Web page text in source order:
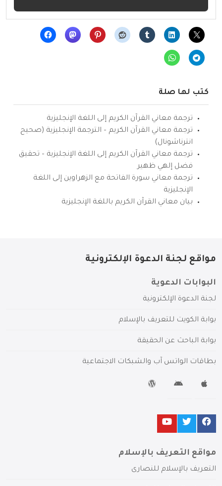
كتب لها صلة
ترجمة معاني القرآن الكريم إلى اللغة الإنجليزية
ترجمة معاني القرآن الكريم – الترجمة الإنجليزية (صحيح
انترناشونال)
ترجمة معاني القرآن الكريم إلى اللغة الإنجليزية – تحقيق
فضل إلهي ظهير
ترجمة معاني سورة الفاتحة مع الزهراوين إلى اللغة
الإنجليزية
بيان معاني القرآن الكريم باللغة الإنجليزية
مواقع لجنة الدعوة الإلكترونية
البوابات الدعوية
لجنة الدعوة الإلكترونية
بوابة الكويت للتعريف بالإسلام
بوابة الباحث عن الحقيقة
بطاقات الواتس آب والشبكات الاجتماعية
مواقع التعريف بالإسلام
التعريف بالإسلام للنصارى